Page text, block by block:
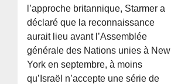
l’approche britannique, Starmer a
déclaré que la reconnaissance
aurait lieu avant l’Assemblée
générale des Nations unies à New
York en septembre, à moins
qu’Israël n’accepte une série de